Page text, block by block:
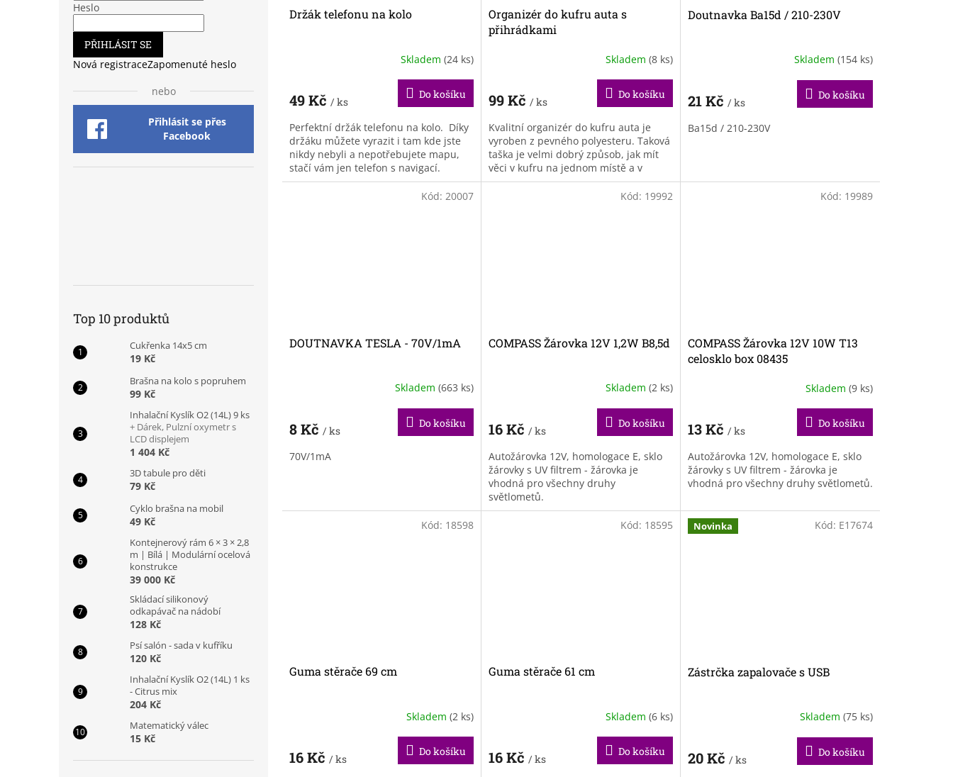
Heslo
PŘIHLÁSIT SE
Nová registraceZapomenuté heslo
nebo
Přihlásit se přes
Facebook
Top 10 produktů
Cukřenka 14x5 cm
19 Kč
Brašna na kolo s popruhem
99 Kč
Inhalační Kyslík O2 (14L) 9 ks
+ Dárek, Pulzní oxymetr s
LCD displejem
1 404 Kč
3D tabule pro děti
79 Kč
Cyklo brašna na mobil
49 Kč
Kontejnerový rám 6 × 3 × 2,8
m | Bílá | Modulární ocelová
konstrukce
39 000 Kč
Skládací silikonový
odkapávač na nádobí
128 Kč
Psí salón - sada v kufříku
120 Kč
Inhalační Kyslík O2 (14L) 1 ks
- Citrus mix
204 Kč
Matematický válec
15 Kč
Držák telefonu na kolo
Skladem (24 ks)
49 Kč / ks
Do košíku
Perfektní držák telefonu na kolo. Díky
držáku můžete vyrazit i tam kde jste
nikdy nebyli a nepotřebujete mapu,
stačí vám jen telefon s navigací.
Organizér do kufru auta s
přihrádkami
Skladem (8 ks)
99 Kč / ks
Do košíku
Kvalitní organizér do kufru auta je
vyroben z pevného polyesteru. Taková
taška je velmi dobrý způsob, jak mít
věci v kufru na jednom místě a v
pořádku. Organizér do auta je...
Doutnavka Ba15d / 210-230V
Skladem (154 ks)
21 Kč / ks
Do košíku
Ba15d / 210-230V
DOUTNAVKA TESLA - 70V/1mA
Skladem (663 ks)
8 Kč / ks
Do košíku
70V/1mA
Kód: 20007
COMPASS Žárovka 12V 1,2W B8,5d
Skladem (2 ks)
16 Kč / ks
Do košíku
Autožárovka 12V, homologace E, sklo
žárovky s UV filtrem - žárovka je
vhodná pro všechny druhy
světlometů.
Kód: 19992
COMPASS Žárovka 12V 10W T13
celosklo box 08435
Skladem (9 ks)
13 Kč / ks
Do košíku
Autožárovka 12V, homologace E, sklo
žárovky s UV filtrem - žárovka je
vhodná pro všechny druhy světlometů.
Kód: 19989
Guma stěrače 69 cm
Skladem (2 ks)
16 Kč / ks
Do košíku
Kód: 18598
Guma stěrače 61 cm
Skladem (6 ks)
16 Kč / ks
Do košíku
Kód: 18595 Novinka
Zástrčka zapalovače s USB
Skladem (75 ks)
20 Kč / ks
Do košíku
Kód: E17674